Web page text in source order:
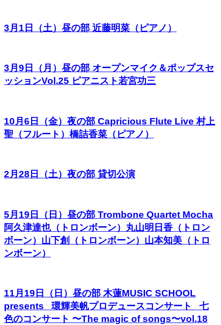
3月1日（土）昼の部 近藤明菜（ピアノ）
3月9日（月）昼の部 オープンマイク＆ポップスセ
ッションVol.25 ピアニスト若宮功三
10月6日（金）夜の部 Capricious Flute Live 村上
聖（フルート）橋詰香菜（ピアノ）
2月28日（土）夜の部 貸切公演
5月19日（日）昼の部 Trombone Quartet Mocha
阿久津達也（トロンボーン）丸山明日香（トロン
ボーン）山下創（トロンボーン）山本知美（トロ
ンボーン）
11月19日（日）昼の部 木蓮MUSIC SCHOOL
presents 環輝美帆プロデュースコンサート 七
色のコンサート 〜The magic of songs〜vol.18